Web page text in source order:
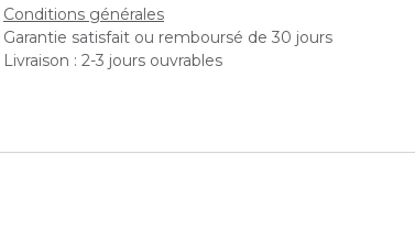
Conditions générales
Garantie satisfait ou remboursé de 30 jours
Livraison : 2-3 jours ouvrables